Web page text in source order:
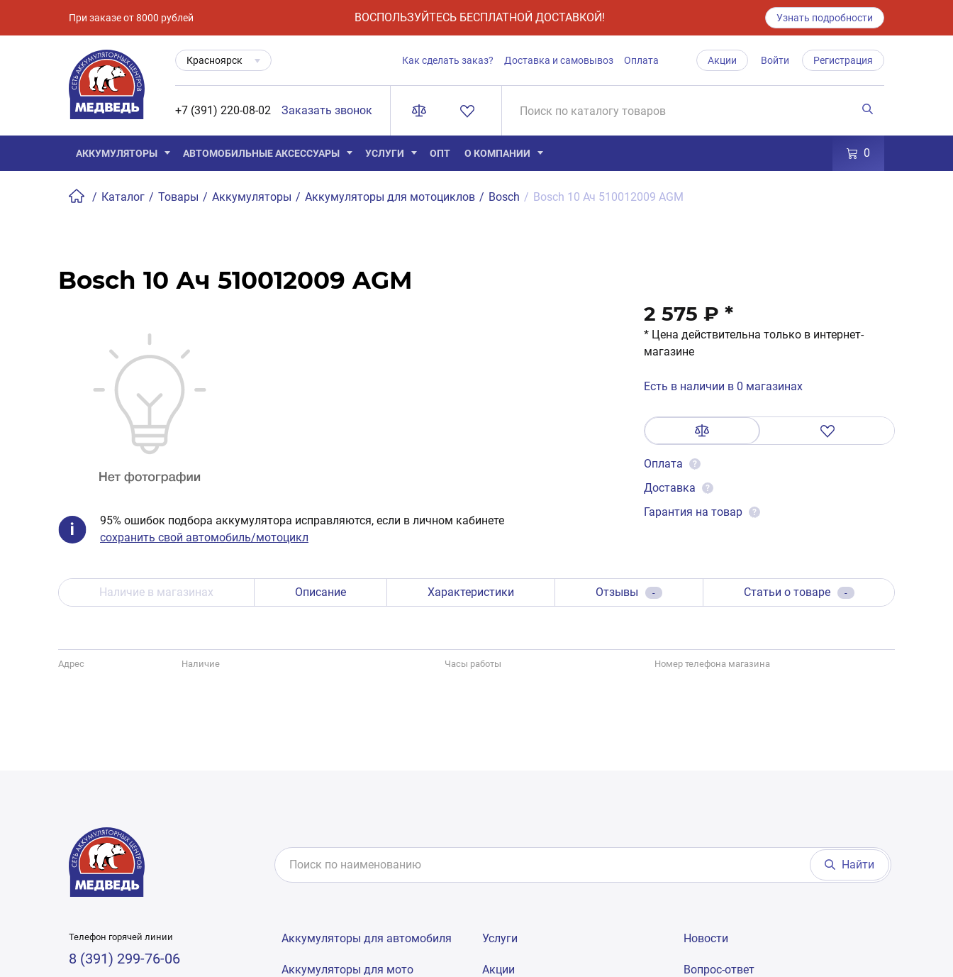
При заказе от 8000 рублей ВОСПОЛЬЗУЙТЕСЬ БЕСПЛАТНОЙ ДОСТАВКОЙ! Узнать подробности
Красноярск Как сделать заказ? Доставка и самовывоз Оплата Акции Войти Регистрация
+7 (391) 220-08-02 Заказать звонок
АККУМУЛЯТОРЫ АВТОМОБИЛЬНЫЕ АКСЕССУАРЫ УСЛУГИ ОПТ О КОМПАНИИ 0
/ Каталог / Товары / Аккумуляторы / Аккумуляторы для мотоциклов / Bosch / Bosch 10 Ач 510012009 AGM
Bosch 10 Ач 510012009 AGM
95% ошибок подбора аккумулятора исправляются, если в личном кабинете
сохранить свой автомобиль/мотоцикл
2 575 ₽ *
* Цена действительна только в интернет-
магазине
Есть в наличии в 0 магазинах
Оплата ?
Доставка ?
Гарантия на товар ?
Наличие в магазинах Описание Характеристики Отзывы - Статьи о товаре -
Адрес Наличие Часы работы Номер телефона магазина
Найти
Телефон горячей линии
8 (391) 299-76-06
Аккумуляторы для автомобиля
Аккумуляторы для мото
Услуги
Акции
Новости
Вопрос-ответ